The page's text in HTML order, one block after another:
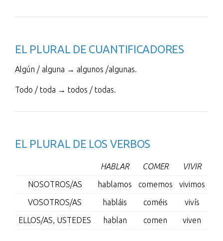
EL PLURAL DE CUANTIFICADORES
Algún / alguna → algunos /algunas.
Todo / toda → todos / todas.
EL PLURAL DE LOS VERBOS
HABL AR COMER VIVIR
NOSOTROS/AS
hablamos comemos vivimos
VOSOTROS/AS
habláis coméis vivís
ELLOS/AS, USTEDES
hablan comen viven